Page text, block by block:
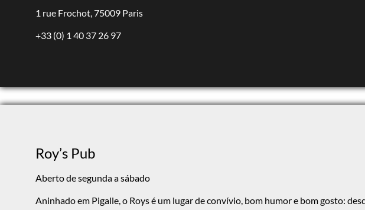
1 rue Frochot, 75009 Paris
+33 (0) 1 40 37 26 97
Roy’s Pub
Aberto de segunda a sábado
Aninhado em Pigalle, o Roys é um lugar de convívio, bom humor e bom gosto: